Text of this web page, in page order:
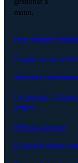
mano.
Plan siempre
El plan se
Informes
Un prompt.
origen.
Detectar desvíos
El desvío aflora a